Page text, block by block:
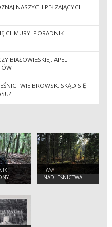
NASZYCH PEŁZAJĄCYCH
CHMURY. PORADNIK
BIAŁOWIESKIEJ. APEL
BROWSK. SKĄD SIĘ
LASY
NADLEŚNICTWA.